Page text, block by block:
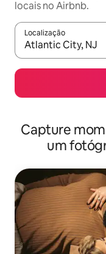
locais no Airbnb.
Localização
Quando os
Capture
um